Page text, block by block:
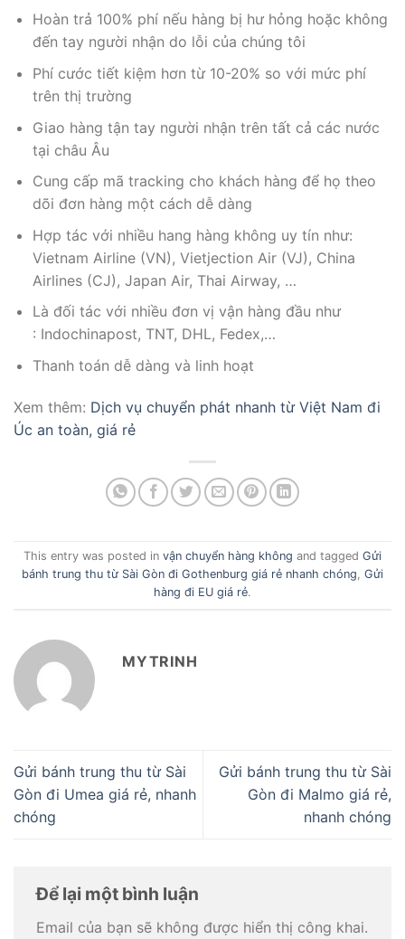
Hoàn trả 100% phí nếu hàng bị hư hỏng hoặc không
đến tay người nhận do lỗi của chúng tôi
Phí cước tiết kiệm hơn từ 10-20% so với mức phí
trên thị trường
Giao hàng tận tay người nhận trên tất cả các nước
tại châu Âu
Cung cấp mã tracking cho khách hàng để họ theo
dõi đơn hàng một cách dễ dàng
Hợp tác với nhiều hang hàng không uy tín như:
Vietnam Airline (VN), Vietjection Air (VJ), China
Airlines (CJ), Japan Air, Thai Airway, …
Là đối tác với nhiều đơn vị vận hàng đầu như
: Indochinapost, TNT, DHL, Fedex,…
Thanh toán dễ dàng và linh hoạt
Xem thêm: Dịch vụ chuyển phát nhanh từ Việt Nam đi
Úc an toàn, giá rẻ
This entry was posted in vận chuyển hàng không and tagged Gửi
bánh trung thu từ Sài Gòn đi Gothenburg giá rẻ nhanh chóng, Gửi
hàng đi EU giá rẻ.
MYTRINH
Gửi bánh trung thu từ Sài
Gòn đi Umea giá rẻ, nhanh
chóng
Gửi bánh trung thu từ Sài
Gòn đi Malmo giá rẻ,
nhanh chóng
Để lại một bình luận
Email của bạn sẽ không được hiển thị công khai.